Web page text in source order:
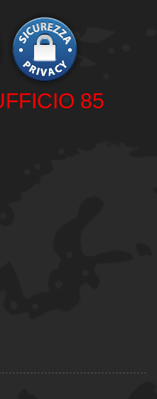
85